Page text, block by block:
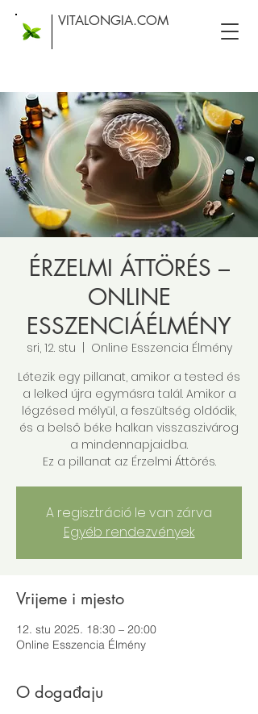
VITALONGIA.COM
ÉRZELMI ÁTTÖRÉS –
ONLINE
ESSZENCIÁÉLMÉNY
sri, 12. stu
Online Esszencia Élmény
Létezik egy pillanat, amikor a tested és
a lelked újra egymásra talál. Amikor a
légzésed mélyül, a feszültség oldódik,
és a belső béke halkan visszaszivárog
a mindennapjaidba.
Ez a pillanat az Érzelmi Áttörés.
A regisztráció le van zárva
Egyéb rendezvények
Vrijeme i mjesto
12. stu 2025. 18:30 – 20:00
Online Esszencia Élmény
O događaju